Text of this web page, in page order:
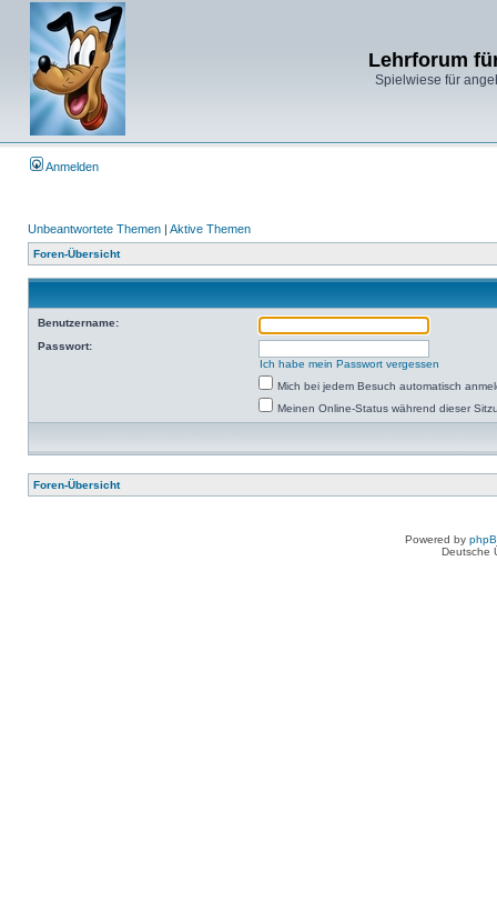
Lehrforum
Spielwiese für
Anmelden
Unbeantwortete Themen | Aktive Themen
Foren-Übersicht
Benutzername:
Passwort:
Ich habe mein Passwort vergessen
Mich bei jedem Besuch automatisch
Meinen Online-Status während dieser
Foren-Übersicht
Powered by
Deutsche